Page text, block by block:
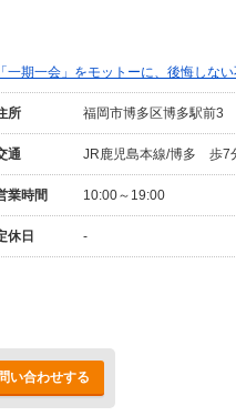
「一期一会」をモットーに、後悔しな
所 福岡市博多区博多駅前3
通 JR鹿児島本線/博多 歩7
業時間 10:00～19:00
休日 -
い合わせする